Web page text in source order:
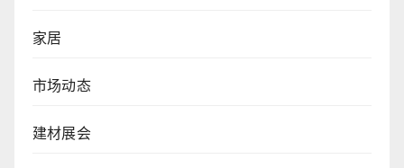
家居
市场动态
建材展会